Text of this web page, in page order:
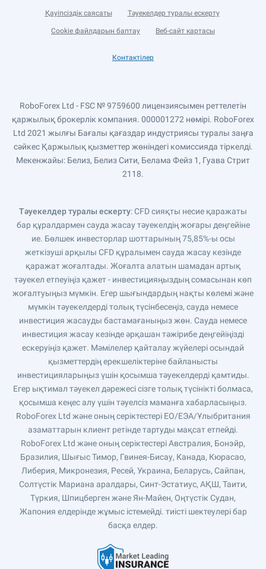
Қауіпсіздік саясаты Тәуекелдер туралы ескерту
Cookie файлдарын баптау Веб-сайт картасы
Контактілер
RoboForex Ltd - FSC № 9759600 лицензиясымен реттелетін
қаржылық брокерлік компания. 000001272 нөмірі. RoboForex
Ltd 2021 жылғы Бағалы қағаздар индустриясы туралы заңға
сәйкес Қаржылық қызметтер жөніндегі комиссияда тіркелді.
Мекенжайы: Белиз, Белиз Сити, Белама Фейз 1, Гуава Стрит
2118.
Тәуекелдер туралы ескерту: CFD сияқты несие қаражаты
бар құралдармен сауда жасау тәуекелдің жоғары деңгейіне
ие. Бөлшек инвесторлар шоттарының 75,85%-ы осы
жеткізуші арқылы CFD құралымен сауда жасау кезінде
қаражат жоғалтады. Жоғалта алатын шамадан артық
тәуекел етпеуіңіз қажет - инвестицияңыздың сомасынан көп
жоғалтуыңыз мүмкін. Егер шығындардың нақты көлемі және
мүмкін тәуекелдерді толық түсінбесеңіз, сауда немесе
инвестиция жасауды бастамағаныңыз жөн. Сауда немесе
инвестиция жасау кезінде әрқашан тәжірибе деңгейіңізді
ескеруіңіз қажет. Мәмілелер қайталау жүйелері осындай
қызметтердің ерекшеліктеріне байланысты
инвестицияларыңыз үшін қосымша тәуекелдерді қамтиды.
Егер ықтимал тәуекел дәрежесі сізге толық түсінікті болмаса,
қосымша кеңес алу үшін тәуелсіз маманға хабарласыңыз.
RoboForex Ltd және оның серіктестері ЕО/ЕЭА/Ұлыбритания
азаматтарын клиент ретінде тартуды мақсат етпейді.
RoboForex Ltd және оның серіктестері Австралия, Бонэйр,
Бразилия, Шығыс Тимор, Гвинея-Бисау, Канада, Кюрасао,
Либерия, Микронезия, Ресей, Украина, Беларусь, Сайпан,
Солтүстік Мариана аралдары, Синт-Эстатиус, АҚШ, Таити,
Түркия, Шпицберген және Ян-Майен, Оңтүстік Судан,
Жапония елдерінде жұмыс істемейді. тиісті шектеулері бар
басқа елдер.